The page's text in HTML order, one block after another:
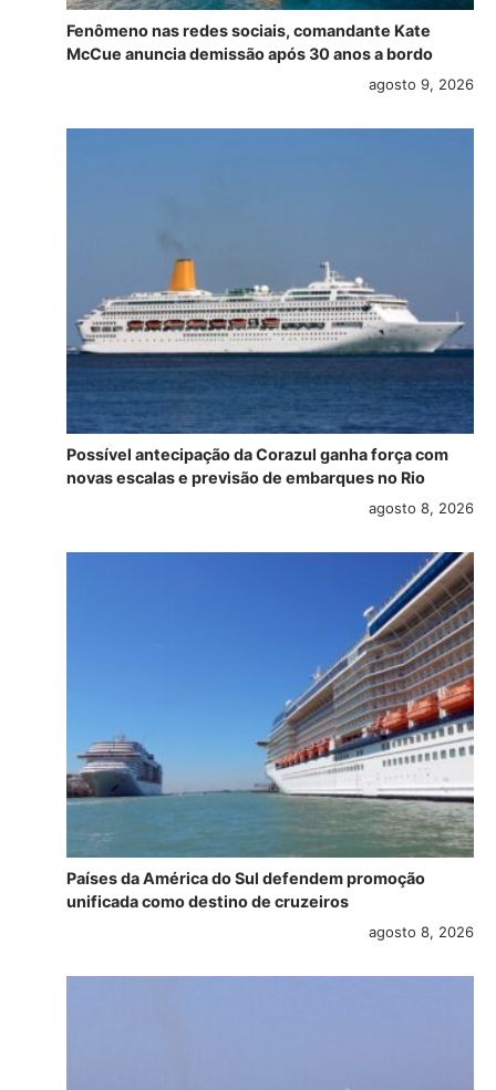
Fenômeno nas redes sociais, comandante Kate
McCue anuncia demissão após 30 anos a bordo
agosto 9, 2026
Possível antecipação da Corazul ganha força com
novas escalas e previsão de embarques no Rio
agosto 8, 2026
Países da América do Sul defendem promoção
unificada como destino de cruzeiros
agosto 8, 2026